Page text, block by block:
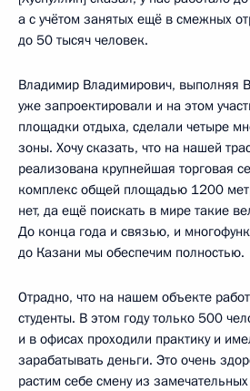
а с учётом занятых ещё в смежных
до 50 тысяч человек.
Владимир Владимирович, выполняя
уже запроектировали и на этом
площадки отдыха, сделали четыре
зоны. Хочу сказать, что на нашей
реализована крупнейшая торговая
комплекс общей площадью 1200
нет, да ещё поискать в мире такие
До конца года и связью, и
до Казани мы обеспечим полностью.
Отрадно, что на нашем объекте
студенты. В этом году только 500
и в офисах проходили практику и
зарабатывать деньги. Это очень
растим себе смену из